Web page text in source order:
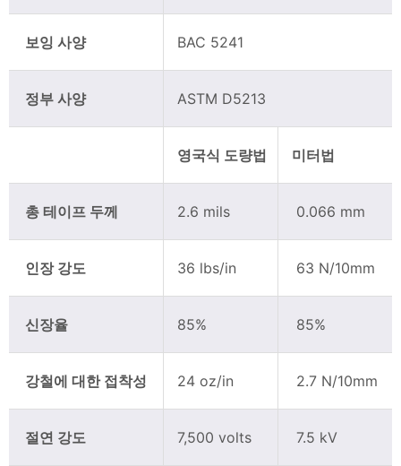
보잉 사양 BAC 5241
정부 사양 ASTM D5213
영국식 도량법 미터법
총 테이프 두께 2.6 mils 0.066 mm
인장 강도 36 lbs/in 63 N/10mm
신장율 85% 85%
강철에 대한 접착성 24 oz/in 2.7 N/10mm
절연 강도 7,500 volts 7.5 kV